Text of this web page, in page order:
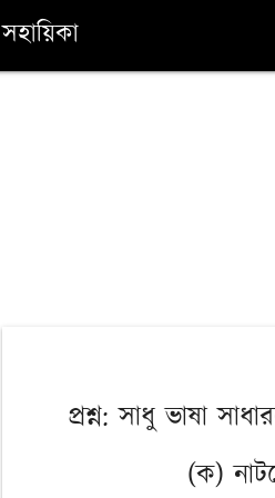
সহায়িকা
প্রশ্ন: সাধু ভাষা
(ক)